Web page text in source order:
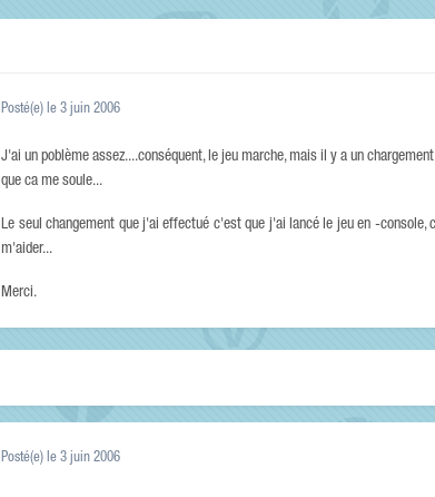
Posté(e)le 3 juin 2006
J'ai un poblème assez....conséquent, le jeu marche, mais il y a un
que ca me soule...
Le seul changement que j'ai effectué c'est que j'ai lancé le jeu en -
m'aider...
Merci.
Posté(e)le 3 juin 2006